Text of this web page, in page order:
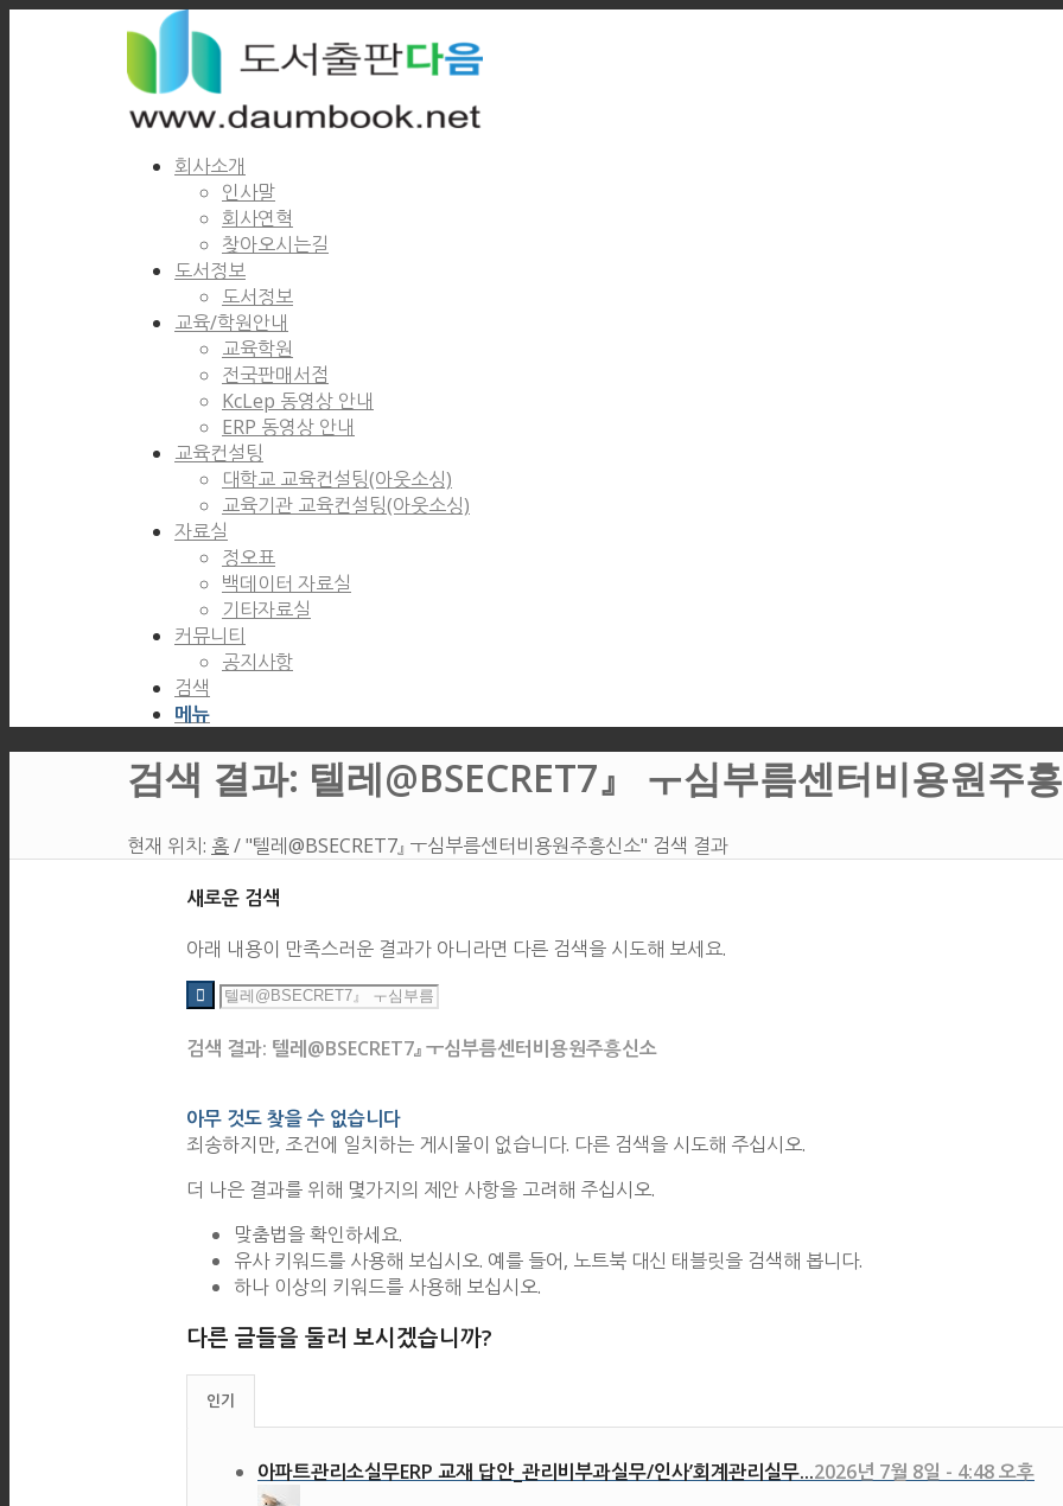
회사소개
인사말
회사연혁
찾아오시는길
도서정보
도서정보
교육/학원안내
교육학원
전국판매서점
KcLep 동영상 안내
ERP 동영상 안내
교육컨설팅
대학교 교육컨설팅(아웃소싱)
교육기관 교육컨설팅(아웃소싱)
자료실
정오표
백데이터 자료실
기타자료실
커뮤니티
공지사항
검색
메뉴
검색 결과: 텔레@BSECRET7』 ㅜ심부름센터비용원주
현재 위치: 홈/"텔레@BSECRET7』 ㅜ심부름센터비용원주흥신소" 검색 결과
새로운 검색
아래 내용이 만족스러운 결과가 아니라면 다른 검색을 시도해 보세요.
검색 결과: 텔레@BSECRET7』 ㅜ심부름센터비용원주흥신소
아무 것도 찾을 수 없습니다
죄송하지만, 조건에 일치하는 게시물이 없습니다. 다른 검색을 시도해 주십시오.
더 나은 결과를 위해 몇가지의 제안 사항을 고려해 주십시오.
맞춤법을 확인하세요.
유사 키워드를 사용해 보십시오. 예를 들어, 노트북 대신 태블릿을 검색해 봅니다.
하나 이상의 키워드를 사용해 보십시오.
다른 글들을 둘러 보시겠습니까?
인기
아파트관리소실무ERP 교재 답안_관리비부과실무/인사’회계관리실무...2026년 7월 8일 - 4:48 오후